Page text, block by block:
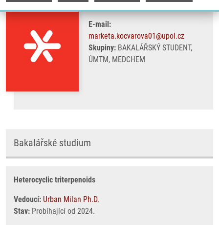
E-mail:
marketa.kocvarova01@upol.cz
Skupiny:BAKALÁŘSKÝ STUDENT,
ÚMTM, MEDCHEM
Bakalářské studium
Heterocyclic triterpenoids
Vedoucí: Urban Milan Ph.D.
Stav: Probíhající od 2024.